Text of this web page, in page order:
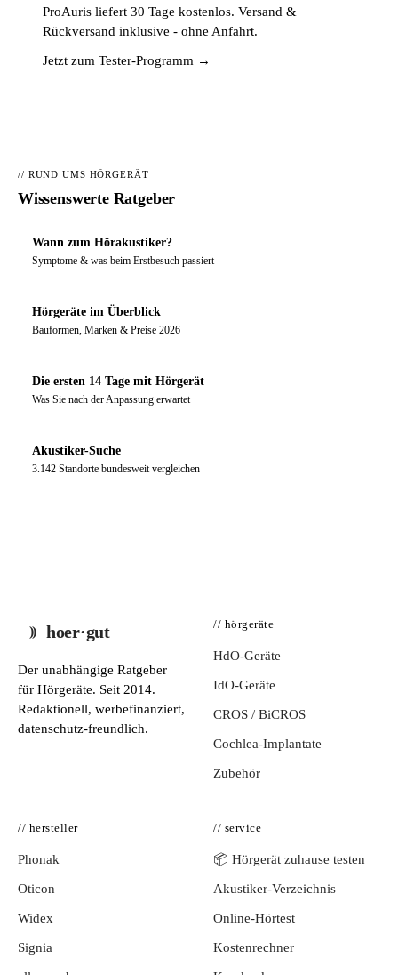
ProAuris liefert 30 Tage kostenlos. Versand &
Rückversand inklusive - ohne Anfahrt.
Jetzt zum Tester-Programm →
// RUND UMS HÖRGERÄT
Wissenswerte Ratgeber
Wann zum Hörakustiker?
Symptome & was beim Erstbesuch passiert
Hörgeräte im Überblick
Bauformen, Marken & Preise 2026
Die ersten 14 Tage mit Hörgerät
Was Sie nach der Anpassung erwartet
Akustiker-Suche
3.142 Standorte bundesweit vergleichen
hoer·gut
Der unabhängige Ratgeber
für Hörgeräte. Seit 2014.
Redaktionell, werbefinanziert,
datenschutz-freundlich.
// hörgeräte
HdO-Geräte
IdO-Geräte
CROS / BiCROS
Cochlea-Implantate
Zubehör
// hersteller
Phonak
Oticon
Widex
Signia
// service
📦 Hörgerät zuhause testen
Akustiker-Verzeichnis
Online-Hörtest
Kostenrechner